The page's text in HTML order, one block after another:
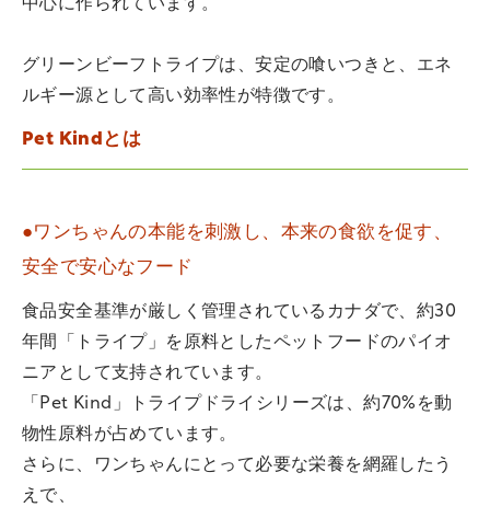
中心に作られています。
グリーンビーフトライプは、安定の喰いつきと、エネ
ルギー源として高い効率性が特徴です。
Pet Kindとは
●ワンちゃんの本能を刺激し、本来の食欲を促す、
安全で安心なフード
食品安全基準が厳しく管理されているカナダで、約30
年間「トライプ」を原料としたペットフードのパイオ
ニアとして支持されています。
「Pet Kind」トライプドライシリーズは、約70%を動
物性原料が占めています。
さらに、ワンちゃんにとって必要な栄養を網羅したう
えで、